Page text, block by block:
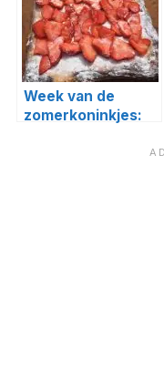
Week van de
zomerkoninkjes: